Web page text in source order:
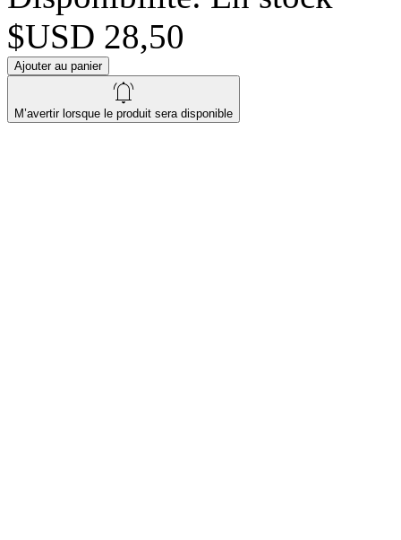
$USD 28,50
Ajouter au panier
M’avertir lorsque le produit sera disponible